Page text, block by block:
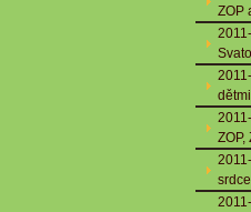
ZOP
dětmi
ZOP,
srdce